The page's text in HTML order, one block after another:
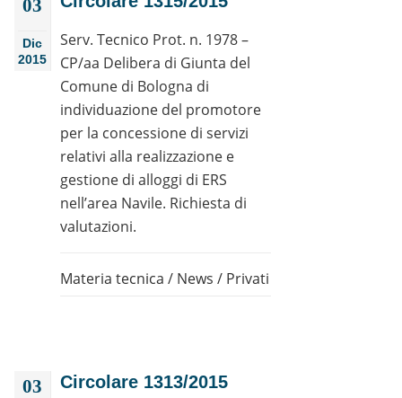
03
Dic
2015
Serv. Tecnico Prot. n. 1978 –
CP/aa Delibera di Giunta del
Comune di Bologna di
individuazione del promotore
per la concessione di servizi
relativi alla realizzazione e
gestione di alloggi di ERS
nell’area Navile. Richiesta di
valutazioni.
Materia tecnica / News / Privati
03
Circolare 1313/2015